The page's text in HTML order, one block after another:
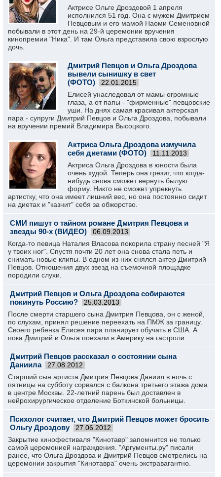
Актрисе Ольге Дроздовой 1 апреля
исполнился 51 год. Она с мужем Дмитрием
Певцовым и его мамой Наоми Семеновной
побывали в этот день на 29-й церемонии вручения
кинопремии "Ника". И там Ольга представила свою взрослую
дочь.
Дмитрий Певцов и Ольга Дроздова
вывели сынишку в свет
(ФОТО)
22.01.2015
Елисей унаследовал от мамы огромные
глаза, а от папы - "фирменные" певцовские
уши. На днях самая красивая актерская
пара - супруги Дмитрий Певцов и Ольга Дроздова, побывали
на вручении премий Владимира Высоцкого.
Актриса Ольга Дроздова измучила
себя диетами (ФОТО)
11.11.2013
Актриса Ольга Дроздова в юности была
очень худой. Теперь она грезит, что когда-
нибудь снова сможет вернуть былую
форму. Никто не сможет упрекнуть
артистку, что она имеет лишний вес, но она постоянно сидит
на диетах и "казнит" себя за обжорство.
СМИ пишут о тайном романе Дмитрия Певцова и
звезды 90-х (ВИДЕО)
06.09.2013
Когда-то певица Наталия Власова покорила страну песней "Я
у твоих ног". Спустя почти 20 лет она снова стала петь и
снимать новые клипы. В одном из них снялся актер Дмитрий
Певцов. Отношения двух звезд на съемочной площадке
породили слухи.
Дмитрий Певцов и Ольга Дроздова собираются
покинуть Россию?
25.03.2013
После смерти старшего сына Дмитрия Певцова, он с женой,
по слухам, принял решение переехать на ПМЖ за границу.
Своего ребенка Елисея пара планирует обучать в США. А
пока Дмитрий и Ольга поехали в Америку на гастроли.
Дмитрий Певцов рассказал о состоянии сына
Даниила
27.08.2012
Старший сын артиста Дмитрия Певцова Даниил в ночь с
пятницы на субботу сорвался с балкона третьего этажа дома
в центре Москвы. 22-летний парень был доставлен в
нейрохирургическое отделение Боткинской больницы.
Психолог считает, что Дмитрий Певцов может бросить
Ольгу Дроздову
27.06.2012
Закрытие кинофестиваля "Кинотавр" запомнится не только
самой церемонией награждения. "Аргументы.ру" писали
ранее, что Ольга Дроздова и Дмитрий Певцов смотрелись на
церемонии закрытия "Кинотавра" очень экстравагантно.